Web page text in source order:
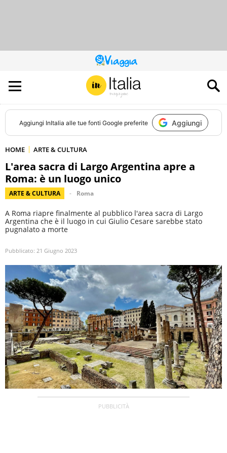
QUESTO
SITO
CONTRIBUISCE
ALL’AUDIENCE
DI
Aggiungi InItalia alle tue fonti Google preferite Aggiungi
HOME ARTE & CULTURA
L'area sacra di Largo Argentina apre a
Roma: è un luogo unico
ARTE & CULTURA Roma
A Roma riapre finalmente al pubblico l'area sacra di Largo
Argentina che è il luogo in cui Giulio Cesare sarebbe stato
pugnalato a morte
Pubblicato: 21 Giugno 2023